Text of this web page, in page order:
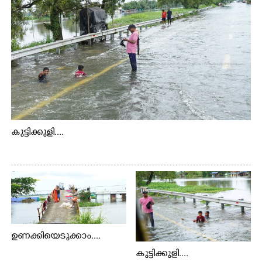
കുട്ടിക്കുളി....
ഉണക്കിയെടുക്കാം....
കുട്ടിക്കുളി....